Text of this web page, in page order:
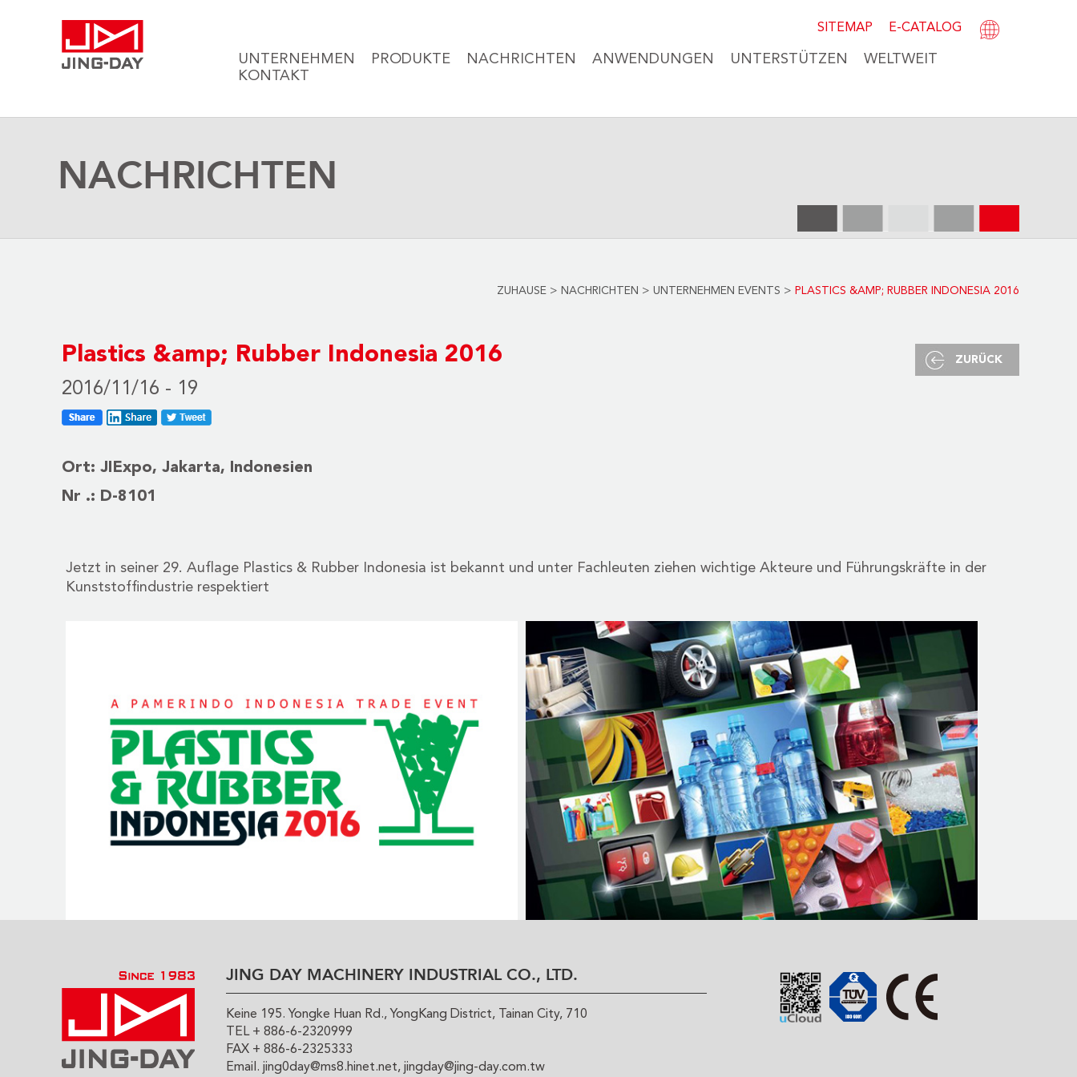
SITEMAP E-CATALOG
UNTERNEHMEN PRODUKTE NACHRICHTEN ANWENDUNGEN UNTERSTÜTZEN
WELTWEIT
KONTAKT
NACHRICHTEN
ZUHAUSE > NACHRICHTEN > UNTERNEHMEN EVENTS > PLASTICS &AMP; RUBBER INDONESIA 2016
Plastics &amp; Rubber Indonesia 2016
2016/11/16 - 19
ZURÜCK
Ort: JIExpo, Jakarta, Indonesien
Nr .: D-8101
Jetzt in seiner 29. Auflage Plastics & Rubber Indonesia ist bekannt und unter Fachleuten ziehen wichtige Akteure und Führungskräfte in der
Kunststoffindustrie respektiert
JING DAY MACHINERY INDUSTRIAL CO., LTD.
Keine 195. Yongke Huan Rd., YongKang District, Tainan City, 710
TEL + 886-6-2320999
FAX + 886-6-2325333
Email. jing0day@ms8.hinet.net, jingday@jing-day.com.tw